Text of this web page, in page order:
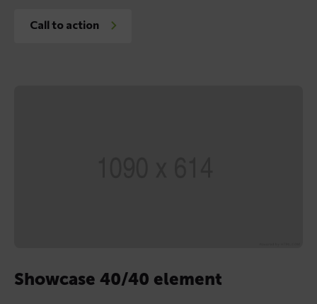
Call to action
Showcase 40/40 element